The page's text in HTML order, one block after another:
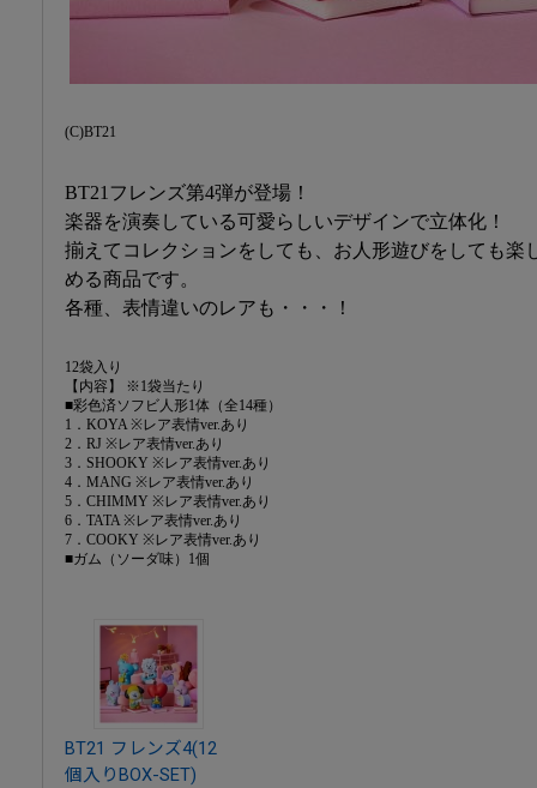
(C)BT21
BT21フレンズ第4弾が登場！
楽器を演奏している可愛らしいデザインで立体化！
揃えてコレクションをしても、お人形遊びをしても楽
める商品です。
各種、表情違いのレアも・・・！
12袋入り
【内容】 ※1袋当たり
■彩色済ソフビ人形1体（全14種）
1．KOYA ※レア表情ver.あり
2．RJ ※レア表情ver.あり
3．SHOOKY ※レア表情ver.あり
4．MANG ※レア表情ver.あり
5．CHIMMY ※レア表情ver.あり
6．TATA ※レア表情ver.あり
7．COOKY ※レア表情ver.あり
■ガム（ソーダ味）1個
BT21 フレンズ4(12
個入りBOX-SET)